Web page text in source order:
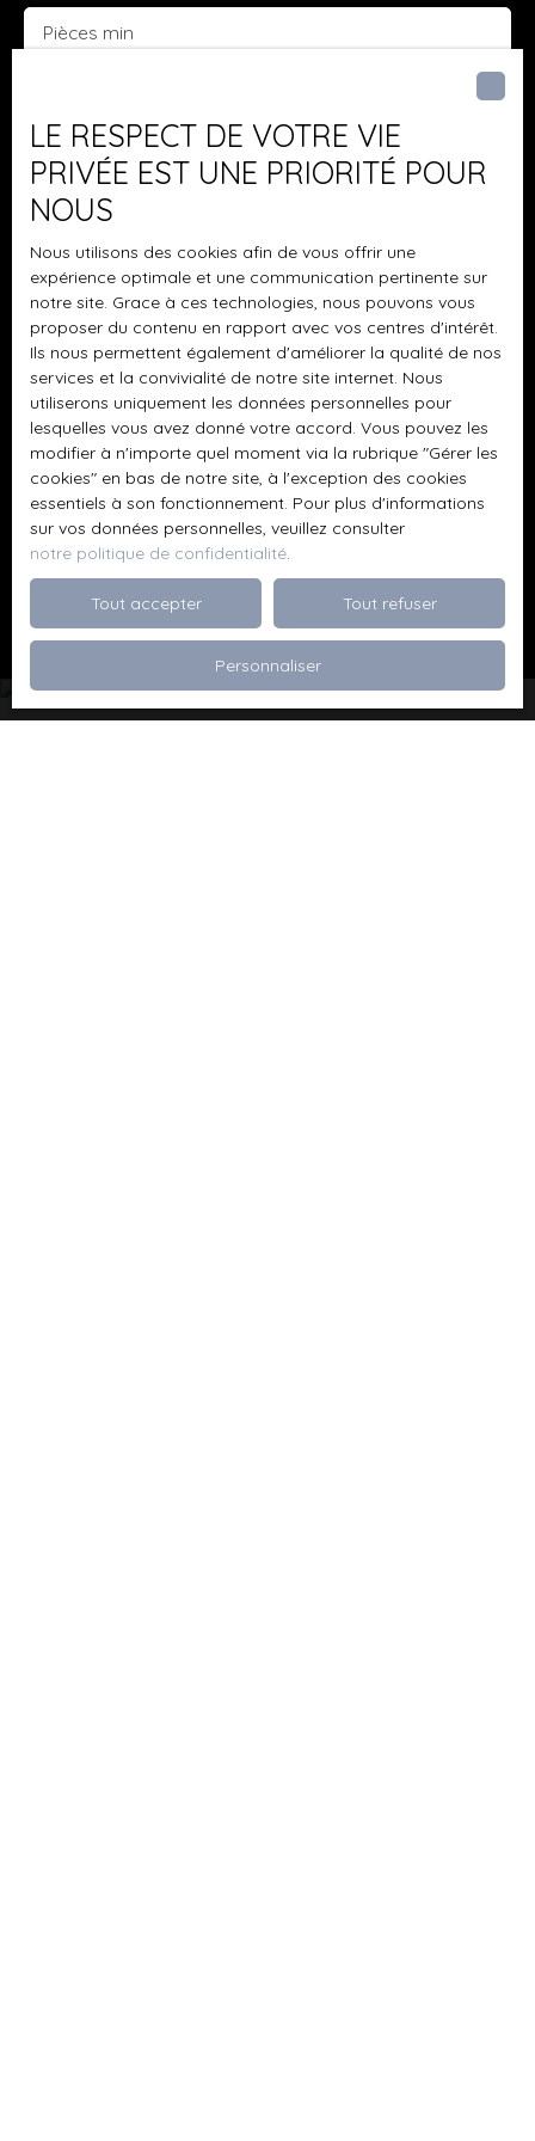
Pièces min
personnelles conformément au RGPD. Si vous ne
souhaitez pas faire l'objet de prospection
commerciale par voie téléphonique, vous pouvez
vous inscrire gratuitement sur la liste d'opposition
L223-1 du code de la consommation, sur le site
Internet www.bloctel.gouv.fr ou par courrier
adressé à :
Société Worldline, Service Bloctel, CS 61311, 41013
BLOIS CEDEX.
Pour en savoir plus sur le traitement de vos
données personnelles, veuillez consulter notre
politique de confidentialité
Recevoir des annonces
LE RESPECT DE VOTRE VIE
PRIVÉE EST UNE PRIORITÉ POUR
NOUS
Nous utilisons des cookies afin de vous offrir une
expérience optimale et une communication pertinente sur
notre site. Grace à ces technologies, nous pouvons vous
proposer du contenu en rapport avec vos centres d'intérêt.
Ils nous permettent également d'améliorer la qualité de nos
services et la convivialité de notre site internet. Nous
utiliserons uniquement les données personnelles pour
lesquelles vous avez donné votre accord. Vous pouvez les
modifier à n'importe quel moment via la rubrique ″Gérer les
cookies″ en bas de notre site, à l'exception des cookies
essentiels à son fonctionnement. Pour plus d'informations
sur vos données personnelles, veuillez consulter
notre politique de confidentialité.
Tout accepter Tout refuser
Personnaliser